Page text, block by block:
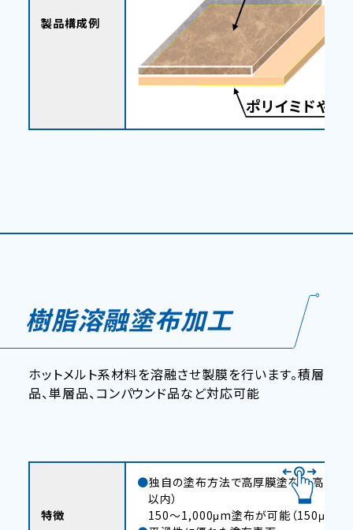
製品構成例
樹脂溶融塗布加工
ホットメルト系材料を溶融させ製膜を行います。積層
品、単層品、コンパウンド品など対応可能
特徴
独自の塗布方法で高厚膜塗布＋高精
以内）
150～1,000μm塗布が可能（150μm以